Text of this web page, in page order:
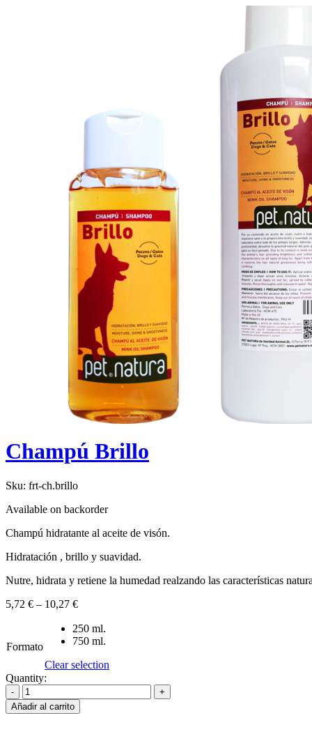
Champú Brillo
Sku: frt-ch.brillo
Available on backorder
Champú hidratante al aceite de visón.
Hidratación , brillo y suavidad.
Nutre, hidrata y retiene la humedad realzando las características
5,72 € – 10,27 €
Formato
250 ml.
750 ml.
Clear selection
Quantity:
Añadir al carrito